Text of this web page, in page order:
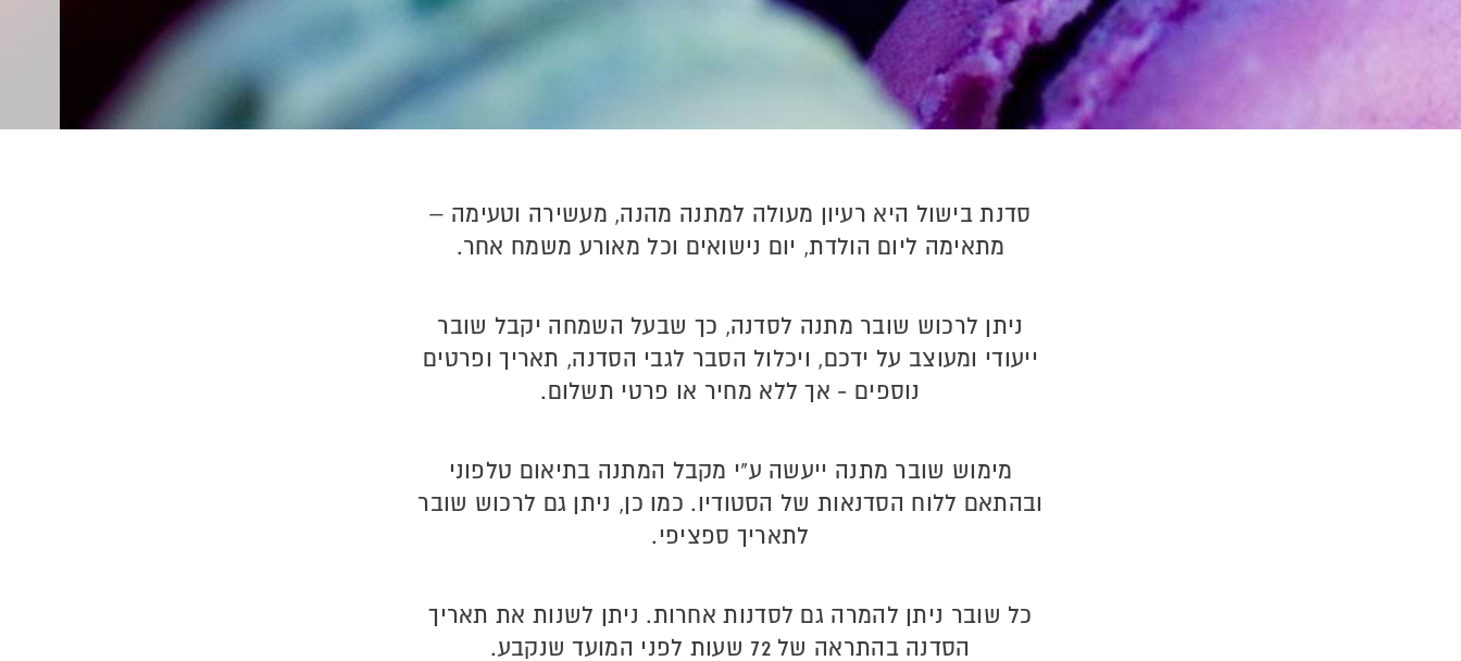
סדנת בישול היא רעיון מעולה למתנה מהנה, מעשירה וטעימה –
מתאימה ליום הולדת, יום נישואים וכל מאורע משמח אחר.
ניתן לרכוש שובר מתנה לסדנה, כך שבעל השמחה יקבל שובר
ייעודי ומעוצב על ידכם, ויכלול הסבר לגבי הסדנה, תאריך ופרטים
נוספים - אך ללא מחיר או פרטי תשלום.
מימוש שובר מתנה ייעשה ע"י מקבל המתנה בתיאום טלפוני
ובהתאם ללוח הסדנאות של הסטודיו. כמו כן, ניתן גם לרכוש שובר
לתאריך ספציפי.
כל שובר ניתן להמרה גם לסדנות אחרות. ניתן לשנות את תאריך
הסדנה בהתראה של 72 שעות לפני המועד שנקבע.